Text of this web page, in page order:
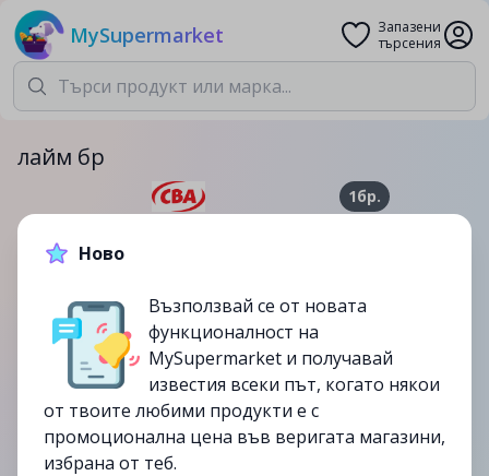
MySupermarket
Запазени
търсения
лайм бр
1бр.
0.69лв.
15/10
Ново
Възползвай се от новата
функционалност на
MySupermarket и получавай
известия всеки път, когато някои
от твоите любими продукти е с
промоционална цена във веригата магазини,
избрана от теб.